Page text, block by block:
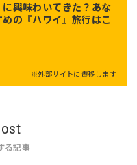
に興味わいてきた？あな
の『ハワイ』旅行はこ
※外部サイトに遷移します
る記事